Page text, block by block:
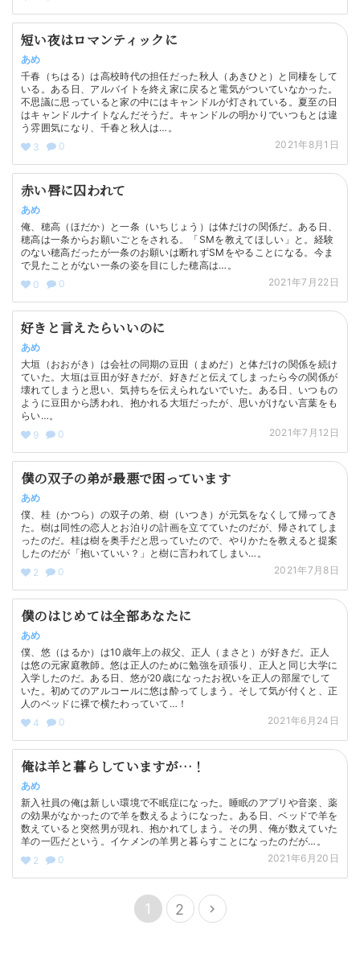
短い夜はロマンティックに
あめ
千春（ちはる）は高校時代の担任だった秋人（あきひと）と同棲をして
いる。ある日、アルバイトを終え家に戻ると電気がついていなかった。
不思議に思っていると家の中にはキャンドルが灯されている。夏至の日
はキャンドルナイトなんだそうだ。キャンドルの明かりでいつもとは違
う雰囲気になり、千春と秋人は…。
3
0 2021年8月1日
赤い唇に囚われて
あめ
俺、穂高（ほだか）と一条（いちじょう）は体だけの関係だ。ある日、
穂高は一条からお願いごとをされる。「SMを教えてほしい」と。経験
のない穂高だったが一条のお願いは断れずSMをやることになる。今ま
で見たことがない一条の姿を目にした穂高は…。
0
0 2021年7月22日
好きと言えたらいいのに
あめ
大垣（おおがき）は会社の同期の豆田（まめだ）と体だけの関係を続け
ていた。大垣は豆田が好きだが、好きだと伝えてしまったら今の関係が
壊れてしまうと思い、気持ちを伝えられないでいた。ある日、いつもの
ように豆田から誘われ、抱かれる大垣だったが、思いがけない言葉をも
らい…。
9
0 2021年7月12日
僕の双子の弟が最悪で困っています
あめ
僕、桂（かつら）の双子の弟、樹（いつき）が元気をなくして帰ってき
た。樹は同性の恋人とお泊りの計画を立てていたのだが、帰されてしま
ったのだ。桂は樹を奥手だと思っていたので、やりかたを教えると提案
したのだが「抱いていい？」と樹に言われてしまい…。
2
0 2021年7月8日
僕のはじめては全部あなたに
あめ
僕、悠（はるか）は10歳年上の叔父、正人（まさと）が好きだ。正人
は悠の元家庭教師。悠は正人のために勉強を頑張り、正人と同じ大学に
入学したのだ。ある日、悠が20歳になったお祝いを正人の部屋でして
いた。初めてのアルコールに悠は酔ってしまう。そして気が付くと、正
人のベッドに裸で横たわっていて…！
4
0 2021年6月24日
俺は羊と暮らしていますが…！
あめ
新入社員の俺は新しい環境で不眠症になった。睡眠のアプリや音楽、薬
の効果がなかったので羊を数えるようになった。ある日、ベッドで羊を
数えていると突然男が現れ、抱かれてしまう。その男、俺が数えていた
羊の一匹だという。イケメンの羊男と暮らすことになったのだが…。
2
0 2021年6月20日
1 2